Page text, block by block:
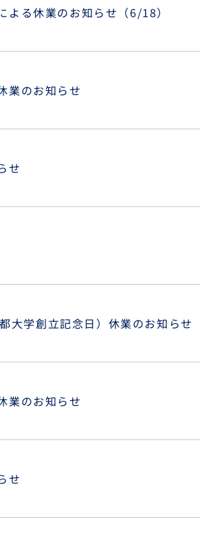
よる休業のお知らせ（6/18）
業のお知らせ
せ
大学創立記念日）休業のお知らせ
業のお知らせ
せ